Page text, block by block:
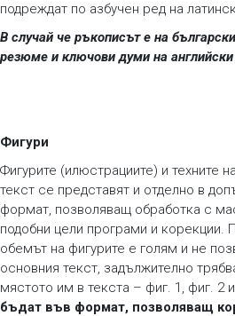
подреждат по азбучен ред на
В случай че ръкописът е на
резюме и ключови думи на английски
Фигури
Фигурите (илюстрациите) и техните
текст се представят и отделно в
формат, позволяващ обработка с
подобни цели програми и корекции.
обемът на фигурите е голям и не
основния текст, задължително
мястото им в текста – фиг. 1, фиг. 2
бъдат във формат, позволяващ